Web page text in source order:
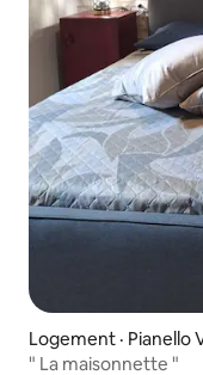
Logement · Pianello
" La maisonnette "